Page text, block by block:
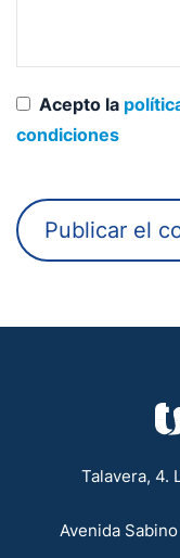
Acepto la
condiciones
Talavera, 4.
Avenida